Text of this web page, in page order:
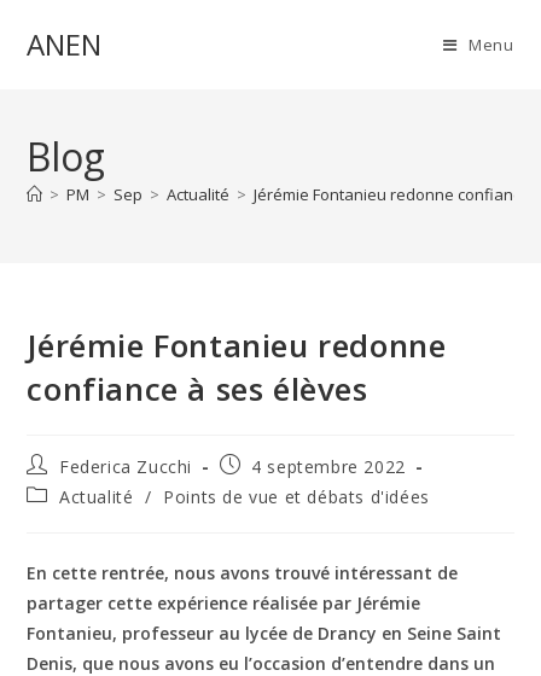
ANEN Menu
Blog
> PM > Sep > Actualité > Jérémie Fontanieu redonne confiance
Jérémie Fontanieu redonne
confiance à ses élèves
Auteur/autrice
de
la
Federica Zucchi
Publication
publiée :
4 septembre 2022
PostActualité / Points de vue et débats d'idées
En cette rentrée, nous avons trouvé intéressant de
partager cette expérience réalisée par Jérémie
Fontanieu, professeur au lycée de Drancy en Seine Saint
Denis, que nous avons eu l’occasion d’entendre dans un